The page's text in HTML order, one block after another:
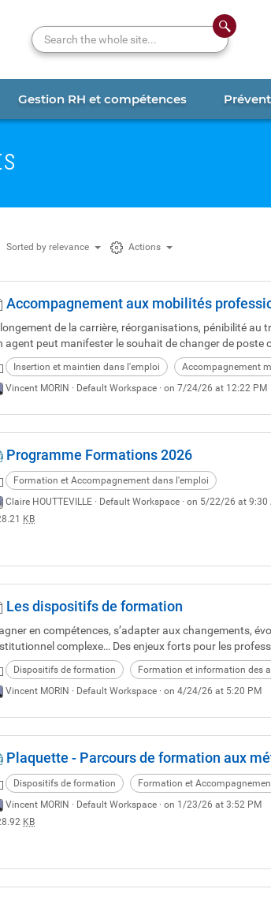
Search
Gestion RH et compétences
Sorted by relevance Actions
Accompagnement aux mobilités
de la carrière, réorganisations, pénibilité au
agent peut manifester le souhait de changer de poste
Insertion et maintien dans l'emploi Accompagnement
Vincent MORIN · Default Workspace · on 7/24/26 at 12:22 PM
Programme Formations 2026
Formation et Accompagnement dans l'emploi
Claire HOUTTEVILLE · Default Workspace · on 5/22/26 at 9:30
KB
Les dispositifs de formation
en compétences, s’adapter aux changements,
complexe… Des enjeux forts pour les
Dispositifs de formation
Formation et information des
Vincent MORIN · Default Workspace · on 4/24/26 at 5:20 PM
Plaquette - Parcours de formation aux
Dispositifs de formation
Formation et
Vincent MORIN · Default Workspace · on 1/23/26 at 3:52 PM
KB